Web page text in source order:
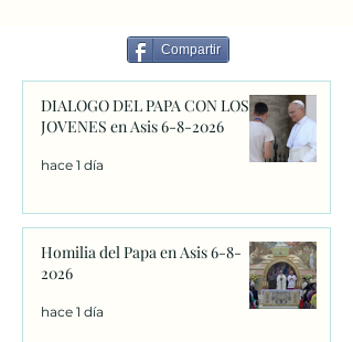
Juan de Navarrete con la
firma de los primeros
decretos en Sanxenxo
Compartir
DIALOGO DEL PAPA CON LOS
JOVENES en Asis 6-8-2026
hace 1 día
Homilia del Papa en Asis 6-8-
2026
hace 1 día